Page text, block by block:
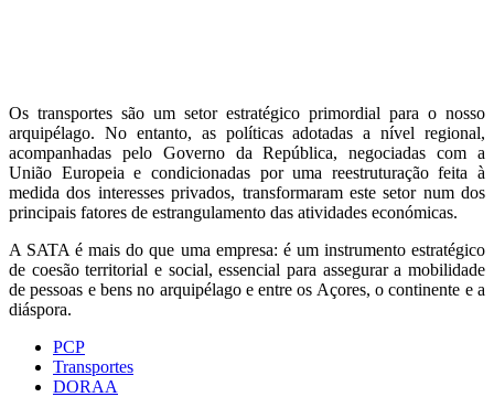
Os transportes são um setor estratégico primordial para o nosso
arquipélago. No entanto, as políticas adotadas a nível regional,
acompanhadas pelo Governo da República, negociadas com a
União Europeia e condicionadas por uma reestruturação feita à
medida dos interesses privados, transformaram este setor num dos
principais fatores de estrangulamento das atividades económicas.
A SATA é mais do que uma empresa: é um instrumento estratégico
de coesão territorial e social, essencial para assegurar a mobilidade
de pessoas e bens no arquipélago e entre os Açores, o continente e a
diáspora.
PCP
Transportes
DORAA